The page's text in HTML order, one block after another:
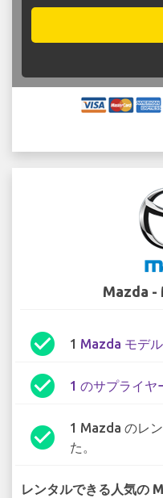
Mazda -
check_circle 1 Mazda モデル
check_circle 1 のサプライヤ
check_circle
1 Mazda のレ
た。
レンタルできる人気の